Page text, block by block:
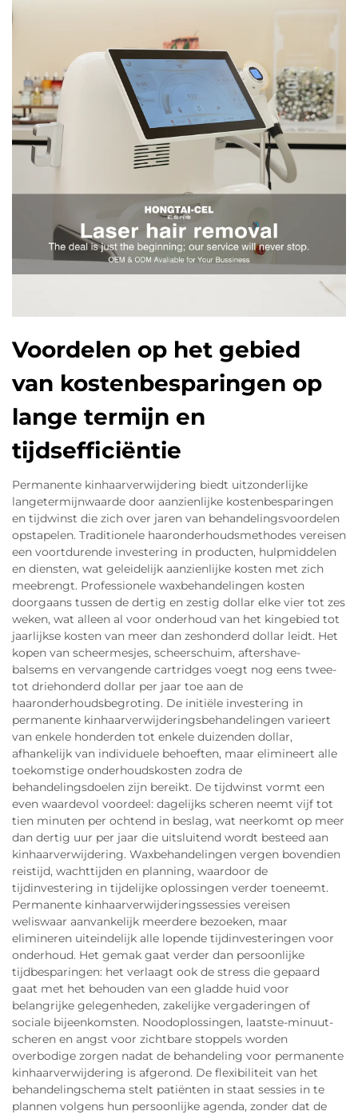
Voordelen op het gebied
van kostenbesparingen op
lange termijn en
tijdsefficiëntie
Permanente kinhaarverwijdering biedt uitzonderlijke
langetermijnwaarde door aanzienlijke kostenbesparingen
en tijdwinst die zich over jaren van behandelingsvoordelen
opstapelen. Traditionele haaronderhoudsmethodes vereisen
een voortdurende investering in producten, hulpmiddelen
en diensten, wat geleidelijk aanzienlijke kosten met zich
meebrengt. Professionele waxbehandelingen kosten
doorgaans tussen de dertig en zestig dollar elke vier tot zes
weken, wat alleen al voor onderhoud van het kingebied tot
jaarlijkse kosten van meer dan zeshonderd dollar leidt. Het
kopen van scheermesjes, scheerschuim, aftershave-
balsems en vervangende cartridges voegt nog eens twee-
tot driehonderd dollar per jaar toe aan de
haaronderhoudsbegroting. De initiële investering in
permanente kinhaarverwijderingsbehandelingen varieert
van enkele honderden tot enkele duizenden dollar,
afhankelijk van individuele behoeften, maar elimineert alle
toekomstige onderhoudskosten zodra de
behandelingsdoelen zijn bereikt. De tijdwinst vormt een
even waardevol voordeel: dagelijks scheren neemt vijf tot
tien minuten per ochtend in beslag, wat neerkomt op meer
dan dertig uur per jaar die uitsluitend wordt besteed aan
kinhaarverwijdering. Waxbehandelingen vergen bovendien
reistijd, wachttijden en planning, waardoor de
tijdinvestering in tijdelijke oplossingen verder toeneemt.
Permanente kinhaarverwijderingssessies vereisen
weliswaar aanvankelijk meerdere bezoeken, maar
elimineren uiteindelijk alle lopende tijdinvesteringen voor
onderhoud. Het gemak gaat verder dan persoonlijke
tijdbesparingen: het verlaagt ook de stress die gepaard
gaat met het behouden van een gladde huid voor
belangrijke gelegenheden, zakelijke vergaderingen of
sociale bijeenkomsten. Noodoplossingen, laatste-minuut-
scheren en angst voor zichtbare stoppels worden
overbodige zorgen nadat de behandeling voor permanente
kinhaarverwijdering is afgerond. De flexibiliteit van het
behandelingschema stelt patiënten in staat sessies in te
plannen volgens hun persoonlijke agenda, zonder dat de